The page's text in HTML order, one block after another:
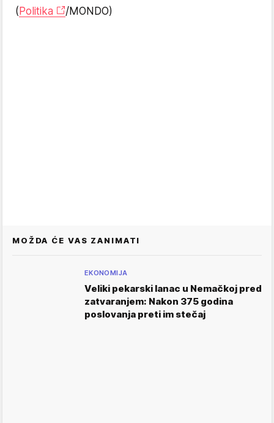
(Politika /MONDO)
MOŽDA ĆE VAS ZANIMATI
EKONOMIJA
Veliki pekarski lanac u Nemačkoj pred
zatvaranjem: Nakon 375 godina
poslovanja preti im stečaj